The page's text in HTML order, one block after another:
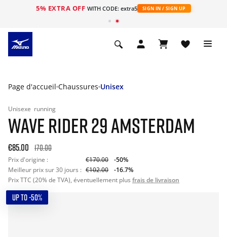
5% EXTRA OFF WITH CODE: extra5 SIGN IN / SIGN UP
Page d'accueil Chaussures Unisex
Unisexe running
WAVE RIDER 29 AMSTERDAM
€85.00 170.00
Prix d'origine : €170.00
-50%
Meilleur prix sur 30 jours : €102.00
-16.7%
Prix TTC (20% de TVA), éventuellement plus frais de livraison
UP TO -50%